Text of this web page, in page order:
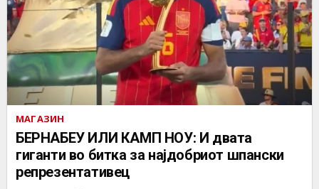
МАГАЗИН
БЕРНАБЕУ ИЛИ КАМП НОУ: И двата
гиганти во битка за најдобриот шпански
репрезентативец